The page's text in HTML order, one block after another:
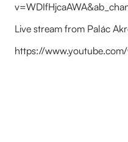
Live stream from Palác
https://